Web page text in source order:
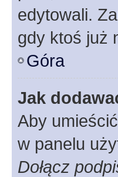
edytowali.
gdy ktoś już
Góra
Jak
Aby
w panelu
Dołącz